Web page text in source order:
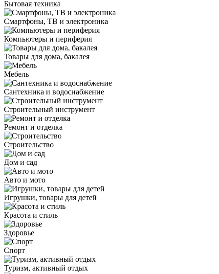
Бытовая техника
Смартфоны, ТВ и электроника
Компьютеры и периферия
Товары для дома, бакалея
Мебель
Сантехника и водоснабжение
Строительный инструмент
Ремонт и отделка
Строительство
Дом и сад
Авто и мото
Игрушки, товары для детей
Красота и стиль
Здоровье
Спорт
Туризм, активный отдых